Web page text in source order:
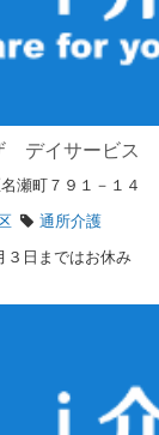
デイサービス
瀬町７９１－１４
通所介護
３日まではお休み